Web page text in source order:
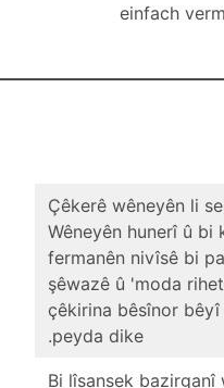
einfach
Çêkerê wêneyên li
Wêneyên hunerî û bi
fermanên nivîsê bi
şêwazê û 'moda
çêkirina bêsînor bêyî
peyda dike.
Bi lîsansek bazirganî